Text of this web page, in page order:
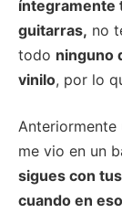
íntegramente
guitarras, no
todo ninguno
vinilo, por lo
Anteriormente
me vio en un
sigues con
cuando en